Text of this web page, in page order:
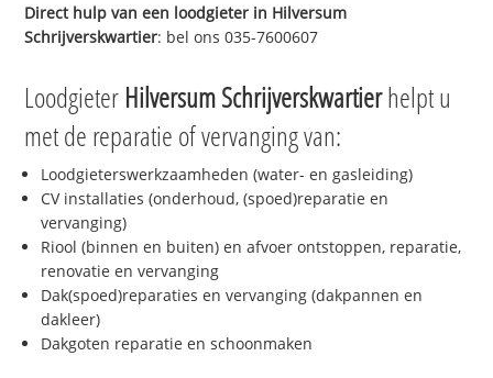
Direct hulp van een loodgieter in Hilversum
Schrijverskwartier: bel ons 035-7600607
Loodgieter Hilversum Schrijverskwartierhelpt u
met de reparatie of vervanging van:
Loodgieterswerkzaamheden (water- en gasleiding)
CV installaties (onderhoud, (spoed)reparatie en
vervanging)
Riool (binnen en buiten) en afvoer ontstoppen, reparatie,
renovatie en vervanging
Dak(spoed)reparaties en vervanging (dakpannen en
dakleer)
Dakgoten reparatie en schoonmaken